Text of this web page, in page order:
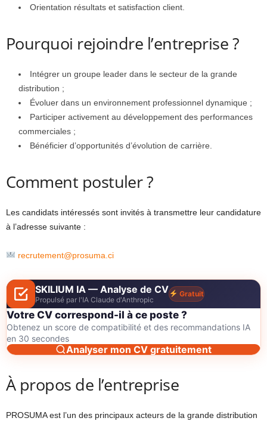
Orientation résultats et satisfaction client.
Pourquoi rejoindre l’entreprise ?
Intégrer un groupe leader dans le secteur de la grande
distribution ;
Évoluer dans un environnement professionnel dynamique ;
Participer activement au développement des performances
commerciales ;
Bénéficier d’opportunités d’évolution de carrière.
Comment postuler ?
Les candidats intéressés sont invités à transmettre leur candidature
à l’adresse suivante :
recrutement@prosuma.ci
SKILIUM IA — Analyse de CV
Propulsé par l'IA Claude d'Anthropic
Gratuit
Votre CV correspond-il à ce poste ?
Obtenez un score de compatibilité et des recommandations IA
en 30 secondes
Analyser mon CV gratuitement
À propos de l’entreprise
PROSUMA est l’un des principaux acteurs de la grande distribution